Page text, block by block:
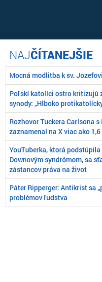
ČÍTANEJŠIE
Mocná modlitba k sv.
Poľskí katolíci ostro kritizujú
synody: „Hlboko
Rozhovor Tuckera Carlsona
zaznamenal na X viac ako
YouTuberka, ktorá
Downovým syndrómom, sa
zástancov práva na život
Páter Ripperger: Antikrist sa
problémov ľudstva